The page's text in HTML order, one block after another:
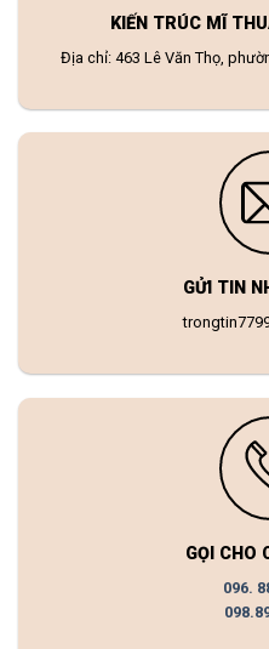
KIẾN TRÚC MĨ
Địa chỉ: 463 Lê Văn Thọ,
GỬI TIN
GỌI CHO
096.